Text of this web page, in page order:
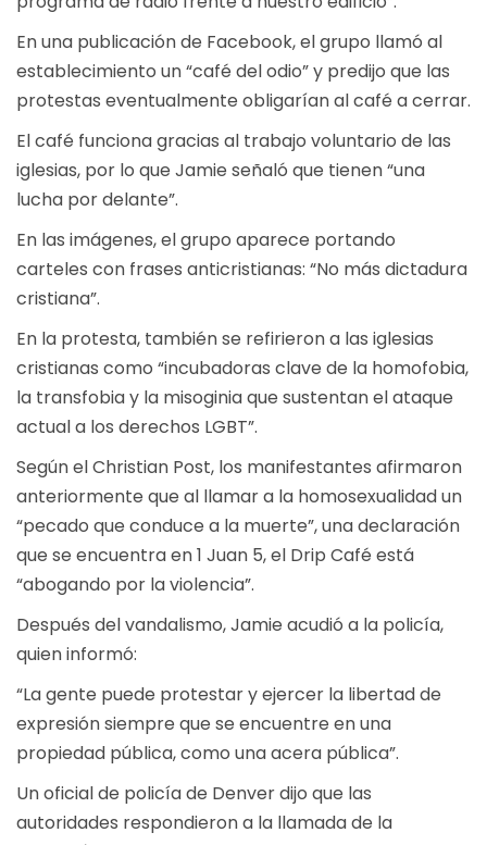
En una publicación de Facebook, el grupo llamó al
establecimiento un “café del odio” y predijo que las
protestas eventualmente obligarían al café a cerrar.
El café funciona gracias al trabajo voluntario de las
iglesias, por lo que Jamie señaló que tienen “una
lucha por delante”.
En las imágenes, el grupo aparece portando
carteles con frases anticristianas: “No más dictadura
cristiana”.
En la protesta, también se refirieron a las iglesias
cristianas como “incubadoras clave de la homofobia,
la transfobia y la misoginia que sustentan el ataque
actual a los derechos LGBT”.
Según el Christian Post, los manifestantes afirmaron
anteriormente que al llamar a la homosexualidad un
“pecado que conduce a la muerte”, una declaración
que se encuentra en 1 Juan 5, el Drip Café está
“abogando por la violencia”.
Después del vandalismo, Jamie acudió a la policía,
quien informó:
“La gente puede protestar y ejercer la libertad de
expresión siempre que se encuentre en una
propiedad pública, como una acera pública”.
Un oficial de policía de Denver dijo que las
autoridades respondieron a la llamada de la